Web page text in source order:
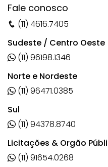
Fale conosco
(11) 4616.7405
Sudeste / Centro Oeste
(11) 96198.1346
Norte e Nordeste
(11) 96471.0385
Sul
(11) 94378.8740
Licitações & Orgão
(11) 91654.0268